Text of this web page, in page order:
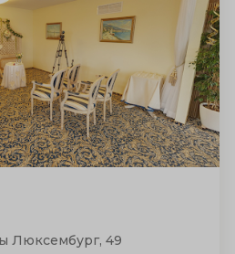
найти именно такое,
этот каталог. В нем —
идеально подходящие
в самой теплой компании.
Люксембург, 49